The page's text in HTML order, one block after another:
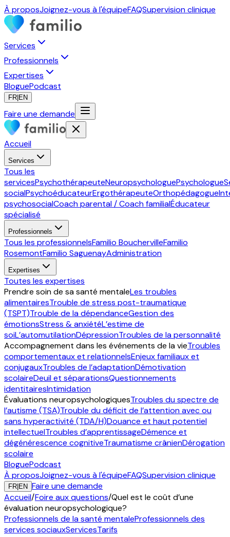
À proposJoignez-vous à l'équipeFAQSupervision clinique
Services
Professionnels
Expertises
BloguePodcast
FR EN
Faire une demande
Accueil
Services
Tous les
servicesPsychothérapeuteNeuropsychologuePsychologue
socialPsychoéducateurErgothérapeuteOrthopédagogue
psychosocialCoach parental / Coach familialÉducateur
spécialisé
Professionnels
Tous les professionnelsFamilio BouchervilleFamilio
RosemontFamilio SaguenayAdministration
Expertises
Toutes les expertises
Prendre soin de sa santé mentaleLes troubles
alimentairesTrouble de stress post-traumatique
(TSPT)Trouble de la dépendanceGestion des
émotionsStress & anxiétéL’estime de
soiL’automutilationDépressionTroubles de la personnalité
Accompagnement dans les événements de la vieTroubles
comportementaux et relationnelsEnjeux familiaux et
conjugauxTroubles de l’adaptationDémotivation
scolaireDeuil et séparationsQuestionnements
identitairesIntimidation
Évaluations neuropsychologiquesTroubles du spectre de
l’autisme (TSA)Trouble du déficit de l’attention avec ou
sans hyperactivité (TDA/H)Douance et haut potentiel
intellectuelTroubles d’apprentissageDémence et
dégénérescence cognitiveTraumatisme crânienDérogation
scolaire
BloguePodcast
À proposJoignez-vous à l'équipeFAQSupervision clinique
FR EN Faire une demande
Accueil/Foire aux questions/Quel est le coût d’une
évaluation neuropsychologique?
Professionnels de la santé mentaleProfessionnels des
services sociauxServicesTarifs